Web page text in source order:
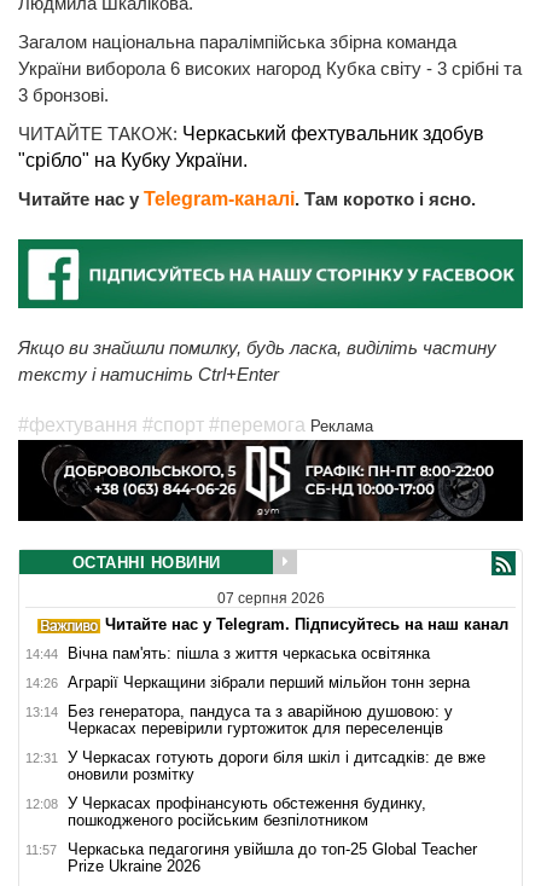
Загалом національна паралімпійська збірна команда
України виборола 6 високих нагород Кубка світу - 3 срібні та
3 бронзові.
ЧИТАЙТЕ ТАКОЖ: Черкаський фехтувальник здобув
"срібло" на Кубку України.
Читайте нас у Telegram-каналі. Там коротко і ясно.
Якщо ви знайшли помилку, будь ласка, виділіть частину
тексту і натисніть Ctrl+Enter
#фехтування #спорт #перемога Реклама
ОСТАННІ НОВИНИ
07 серпня 2026
Читайте нас у Telegram. Підписуйтесь на наш канал
14:44 Вічна пам'ять: пішла з життя черкаська освітянка
14:26 Аграрії Черкащини зібрали перший мільйон тонн зерна
13:14
Без генератора, пандуса та з аварійною душовою: у
Черкасах перевірили гуртожиток для переселенців
12:31
У Черкасах готують дороги біля шкіл і дитсадків: де вже
оновили розмітку
12:08
У Черкасах профінансують обстеження будинку,
пошкодженого російським безпілотником
11:57
Черкаська педагогиня увійшла до топ-25 Global Teacher
Prize Ukraine 2026